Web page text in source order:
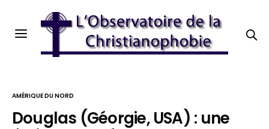
AMÉRIQUE DU NORD
Douglas (Géorgie, USA) : une